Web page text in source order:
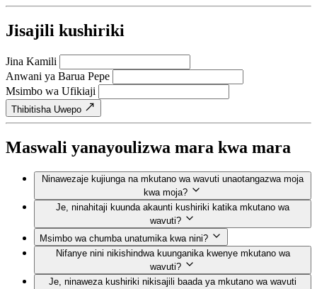
Jisajili kushiriki
Jina Kamili
Anwani ya Barua Pepe
Msimbo wa Ufikiaji
Thibitisha Uwepo
Maswali yanayoulizwa mara kwa mara
Ninawezaje kujiunga na mkutano wa wavuti unaotangazwa moja
kwa moja?
Je, ninahitaji kuunda akaunti kushiriki katika mkutano wa
wavuti?
Msimbo wa chumba unatumika kwa nini?
Nifanye nini nikishindwa kuunganika kwenye mkutano wa
wavuti?
Je, ninaweza kushiriki nikisajili baada ya mkutano wa wavuti